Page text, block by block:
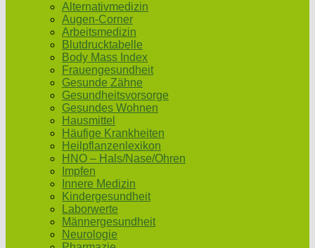
Alternativmedizin
Augen-Corner
Arbeitsmedizin
Blutdrucktabelle
Body Mass Index
Frauengesundheit
Gesunde Zähne
Gesundheitsvorsorge
Gesundes Wohnen
Hausmittel
Häufige Krankheiten
Heilpflanzenlexikon
HNO – Hals/Nase/Ohren
Impfen
Innere Medizin
Kindergesundheit
Laborwerte
Männergesundheit
Neurologie